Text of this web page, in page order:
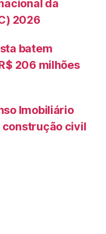
da
2026
batem
206 milhões
Imobiliário
construção civil